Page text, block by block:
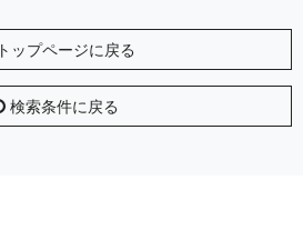
トップページに戻る
検索条件に戻る